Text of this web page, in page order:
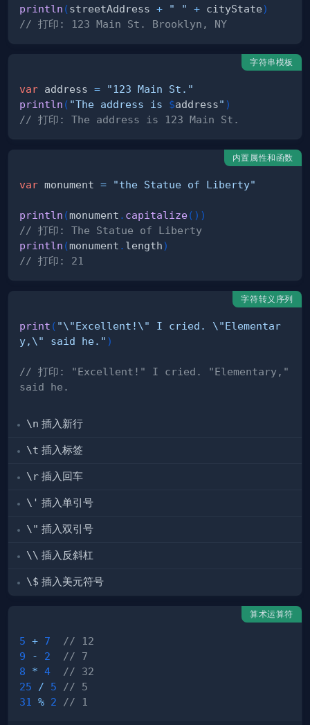
println (streetAddress + " " + cityState)
// 打印: 123 Main St. Brooklyn, NY
字符串模板
var address =
"123 Main St."
println ( "The address is $address" )
// 打印: The address is 123 Main St.
内置属性和函数
var monument = "the Statue of Liberty"
println (monument . capitalize( ) )
// 打印: The Statue of Liberty
println (monument . length)
// 打印: 21
字符转义序列
print ( "\"Excellent!\" I cried. \"Elementar
y,\" said he." )
// 打印: "Excellent!" I cried. "Elementary,"
said he.
\n 插入新行
\t 插入标签
\r 插入回车
\' 插入单引号
\" 插入双引号
\\ 插入反斜杠
\$ 插入美元符号
算术运算符
5 + 7
// 12
9
- 2
// 7
8
* 4
// 32
25
/ 5
// 5
31
% 2 // 1